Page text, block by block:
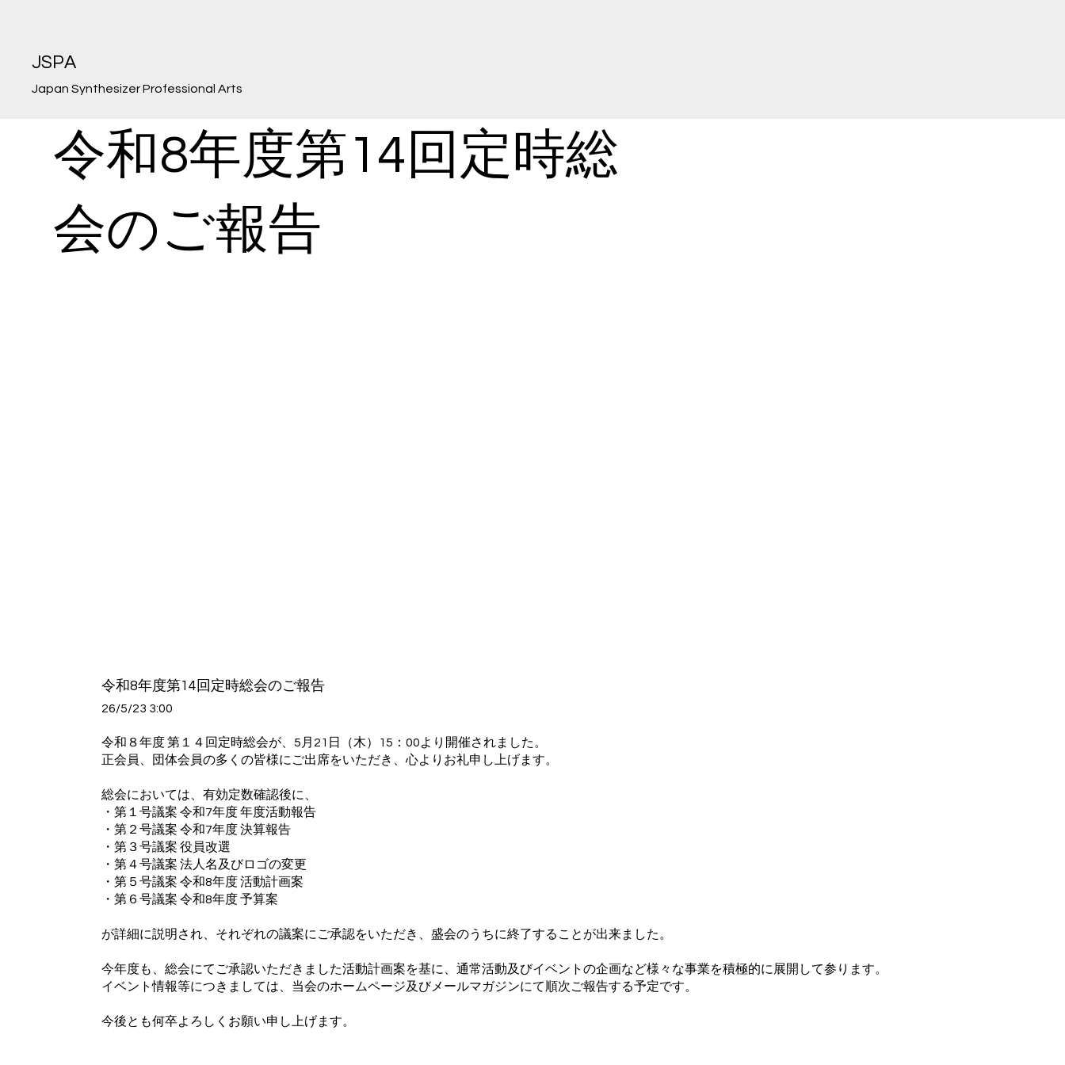
JSPA
Japan Synthesizer Professional Arts
令和8年度第14回定時総
会のご報告
令和8年度第14回定時総会のご報告
26/5/23 3:00
令和８年度 第１４回定時総会が、5月21日（木）15：00より開催されました。
正会員、団体会員の多くの皆様にご出席をいただき、心よりお礼申し上げます。
総会においては、有効定数確認後に、
・第１号議案 令和7年度 年度活動報告
・第２号議案 令和7年度 決算報告
・第３号議案 役員改選
・第４号議案 法人名及びロゴの変更
・第５号議案 令和8年度 活動計画案
・第６号議案 令和8年度 予算案
が詳細に説明され、それぞれの議案にご承認をいただき、盛会のうちに終了することが出来ました。
今年度も、総会にてご承認いただきました活動計画案を基に、通常活動及びイベントの企画など様々な事業を積極的に展開して参ります。
イベント情報等につきましては、当会のホームページ及びメールマガジンにて順次ご報告する予定です。
今後とも何卒よろしくお願い申し上げます。